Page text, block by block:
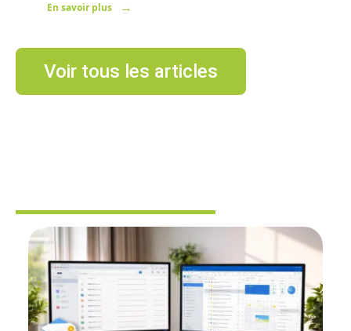
En savoir plus
Voir tous les articles